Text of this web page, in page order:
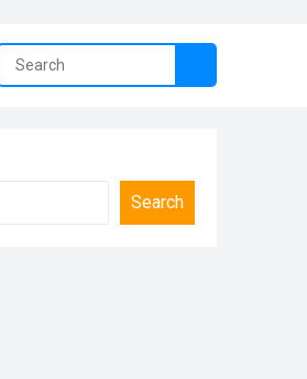
Search